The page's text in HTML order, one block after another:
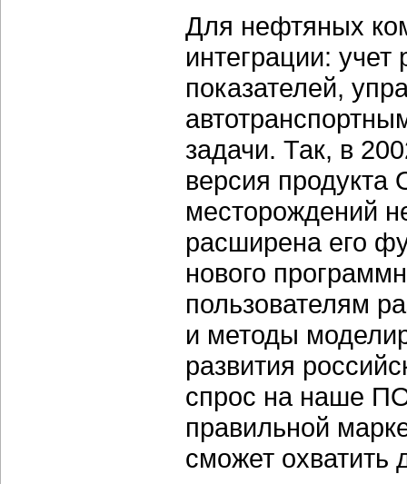
Для нефтяных
интеграции: учет
показателей,
задачи. Так, в
версия продукта
месторождений
расширена его
нового
пользователям
и методы
развития
спрос на наше
правильной
сможет охватить